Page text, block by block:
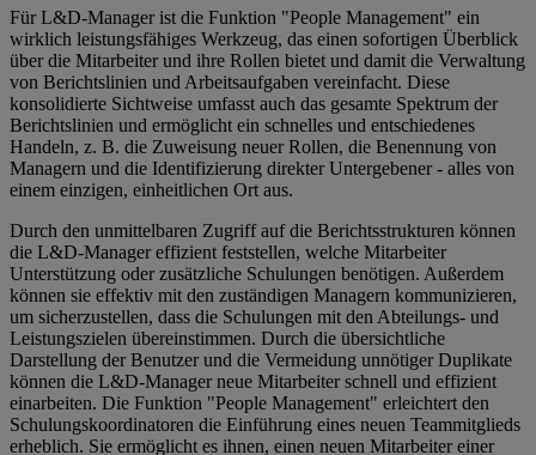
Für L&D-Manager ist die Funktion "People Management" ein
wirklich leistungsfähiges Werkzeug, das einen sofortigen Überblick
über die Mitarbeiter und ihre Rollen bietet und damit die Verwaltung
von Berichtslinien und Arbeitsaufgaben vereinfacht. Diese
konsolidierte Sichtweise umfasst auch das gesamte Spektrum der
Berichtslinien und ermöglicht ein schnelles und entschiedenes
Handeln, z. B. die Zuweisung neuer Rollen, die Benennung von
Managern und die Identifizierung direkter Untergebener - alles von
einem einzigen, einheitlichen Ort aus.
Durch den unmittelbaren Zugriff auf die Berichtsstrukturen können
die L&D-Manager effizient feststellen, welche Mitarbeiter
Unterstützung oder zusätzliche Schulungen benötigen. Außerdem
können sie effektiv mit den zuständigen Managern kommunizieren,
um sicherzustellen, dass die Schulungen mit den Abteilungs- und
Leistungszielen übereinstimmen. Durch die übersichtliche
Darstellung der Benutzer und die Vermeidung unnötiger Duplikate
können die L&D-Manager neue Mitarbeiter schnell und effizient
einarbeiten. Die Funktion "People Management" erleichtert den
Schulungskoordinatoren die Einführung eines neuen Teammitglieds
erheblich. Sie ermöglicht es ihnen, einen neuen Mitarbeiter einer